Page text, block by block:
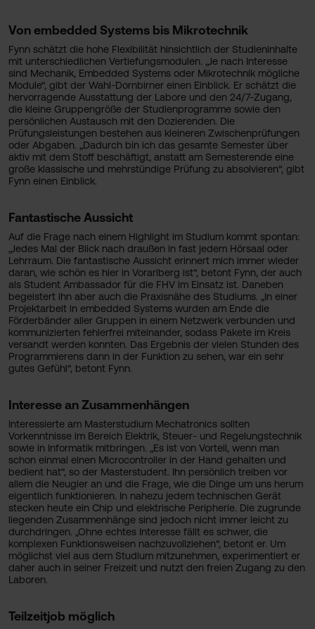
Von embedded Systems bis Mikrotechnik
Fynn schätzt die hohe Flexibilität hinsichtlich der Studieninhalte
mit unterschiedlichen Vertiefungsmodulen. „Je nach Interesse
sind Mechanik, Embedded Systems oder Mikrotechnik mögliche
Module“, gibt der Wahl-Dornbirner einen Einblick. Er schätzt die
hervorragende Ausstattung der Labore und den 24/7-Zugang,
die kleine Gruppengröße der Studienprogramme sowie den
persönlichen Austausch mit den Dozierenden. Die
Prüfungsleistungen bestehen aus kleineren Zwischenprüfungen
oder Abgaben. „Dadurch bin ich das gesamte Semester über
aktiv mit dem Stoff beschäftigt, anstatt am Semesterende eine
große klassische und mehrstündige Prüfung zu absolvieren“, gibt
Fynn einen Einblick.
Fantastische Aussicht
Auf die Frage nach einem Highlight im Studium kommt spontan:
„Jedes Mal der Blick nach draußen in fast jedem Hörsaal oder
Lehrraum. Die fantastische Aussicht erinnert mich immer wieder
daran, wie schön es hier in Vorarlberg ist“, betont Fynn, der auch
als Student Ambassador für die FHV im Einsatz ist. Daneben
begeistert ihn aber auch die Praxisnähe des Studiums. „In einer
Projektarbeit in embedded Systems wurden am Ende die
Förderbänder aller Gruppen in einem Netzwerk verbunden und
kommunizierten fehlerfrei miteinander, sodass Pakete im Kreis
versandt werden konnten. Das Ergebnis der vielen Stunden des
Programmierens dann in der Funktion zu sehen, war ein sehr
gutes Gefühl“, betont Fynn.
Interesse an Zusammenhängen
Interessierte am Masterstudium Mechatronics sollten
Vorkenntnisse im Bereich Elektrik, Steuer- und Regelungstechnik
sowie in Informatik mitbringen. „Es ist von Vorteil, wenn man
schon einmal einen Microcontroller in der Hand gehalten und
bedient hat“, so der Masterstudent. Ihn persönlich treiben vor
allem die Neugier an und die Frage, wie die Dinge um uns herum
eigentlich funktionieren. In nahezu jedem technischen Gerät
stecken heute ein Chip und elektrische Peripherie. Die zugrunde
liegenden Zusammenhänge sind jedoch nicht immer leicht zu
durchdringen. „Ohne echtes Interesse fällt es schwer, die
komplexen Funktionsweisen nachzuvollziehen“, betont er. Um
möglichst viel aus dem Studium mitzunehmen, experimentiert er
daher auch in seiner Freizeit und nutzt den freien Zugang zu den
Laboren.
Teilzeitjob möglich